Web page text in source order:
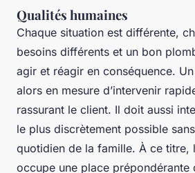
Qualités humaines
Chaque situation est différente,
besoins différents et un bon
agir et réagir en conséquence.
alors en mesure d’intervenir
rassurant le client. Il doit aussi
le plus discrètement possible
quotidien de la famille. À ce titre,
occupe une place prépondérante